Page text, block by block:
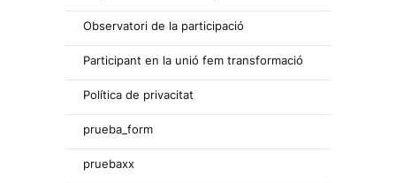
Observatori de la participació
Participant en la unió fem transformació
Política de privacitat
prueba_form
pruebaxx